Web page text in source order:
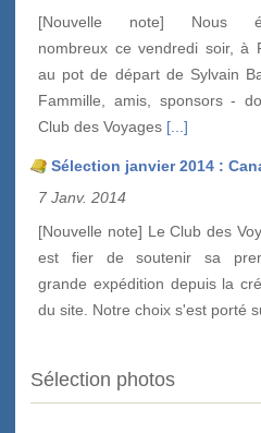
[Nouvelle note] Nous
nombreux ce vendredi soir, à
au pot de départ de Sylvain
Fammille, amis, sponsors -
Club des Voyages [...]
Sélection janvier 2014 :
7 Janv. 2014
[Nouvelle note] Le Club des
est fier de soutenir sa
grande expédition depuis la
du site. Notre choix s'est porté
Sélection photos